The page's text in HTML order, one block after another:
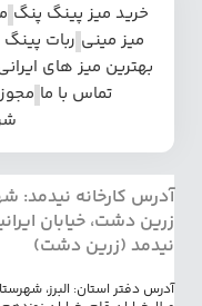
خرید میز پینگ پنگ
میز مینی ربات
بهترین میز های
تماس با ما
آدرس کارخانه
زرین دشت، خیابان
نیدمد (زرین دشت)
آدرس دفتر استان: البرز،